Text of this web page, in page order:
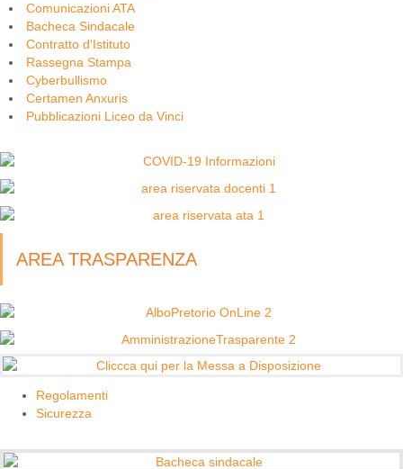
Comunicazioni ATA
Bacheca Sindacale
Contratto d'Istituto
Rassegna Stampa
Cyberbullismo
Certamen Anxuris
Pubblicazioni Liceo da Vinci
AREA TRASPARENZA
Regolamenti
Sicurezza